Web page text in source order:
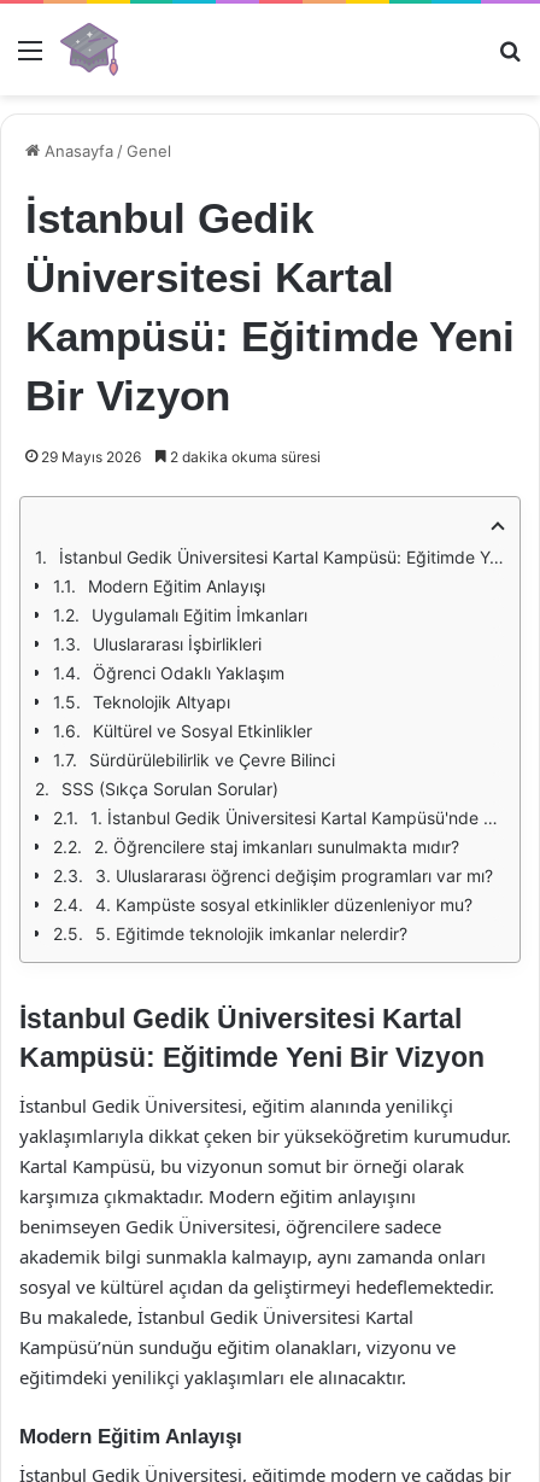
Menü
Anasayfa /Genel
İstanbul Gedik
Üniversitesi Kartal
Kampüsü: Eğitimde Yeni
Bir Vizyon
29 Mayıs 2026 2 dakika okuma süresi
İstanbul Gedik Üniversitesi Kartal Kampüsü: Eğitimde Yeni Bir Vizyon
Modern Eğitim Anlayışı
Uygulamalı Eğitim İmkanları
Uluslararası İşbirlikleri
Öğrenci Odaklı Yaklaşım
Teknolojik Altyapı
Kültürel ve Sosyal Etkinlikler
Sürdürülebilirlik ve Çevre Bilinci
SSS (Sıkça Sorulan Sorular)
1. İstanbul Gedik Üniversitesi Kartal Kampüsü'nde hangi bölümler bulunmaktadır?
2. Öğrencilere staj imkanları sunulmakta mıdır?
3. Uluslararası öğrenci değişim programları var mı?
4. Kampüste sosyal etkinlikler düzenleniyor mu?
5. Eğitimde teknolojik imkanlar nelerdir?
İstanbul Gedik Üniversitesi Kartal
Kampüsü: Eğitimde Yeni Bir Vizyon
İstanbul Gedik Üniversitesi, eğitim alanında yenilikçi
yaklaşımlarıyla dikkat çeken bir yükseköğretim kurumudur.
Kartal Kampüsü, bu vizyonun somut bir örneği olarak
karşımıza çıkmaktadır. Modern eğitim anlayışını
benimseyen Gedik Üniversitesi, öğrencilere sadece
akademik bilgi sunmakla kalmayıp, aynı zamanda onları
sosyal ve kültürel açıdan da geliştirmeyi hedeflemektedir.
Bu makalede, İstanbul Gedik Üniversitesi Kartal
Kampüsü’nün sunduğu eğitim olanakları, vizyonu ve
eğitimdeki yenilikçi yaklaşımları ele alınacaktır.
Modern Eğitim Anlayışı
İstanbul Gedik Üniversitesi, eğitimde modern ve çağdaş bir